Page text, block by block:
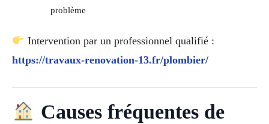
problème
Intervention par un professionnel qualifié :
https://travaux-renovation-13.fr/plombier/
Causes fréquentes de